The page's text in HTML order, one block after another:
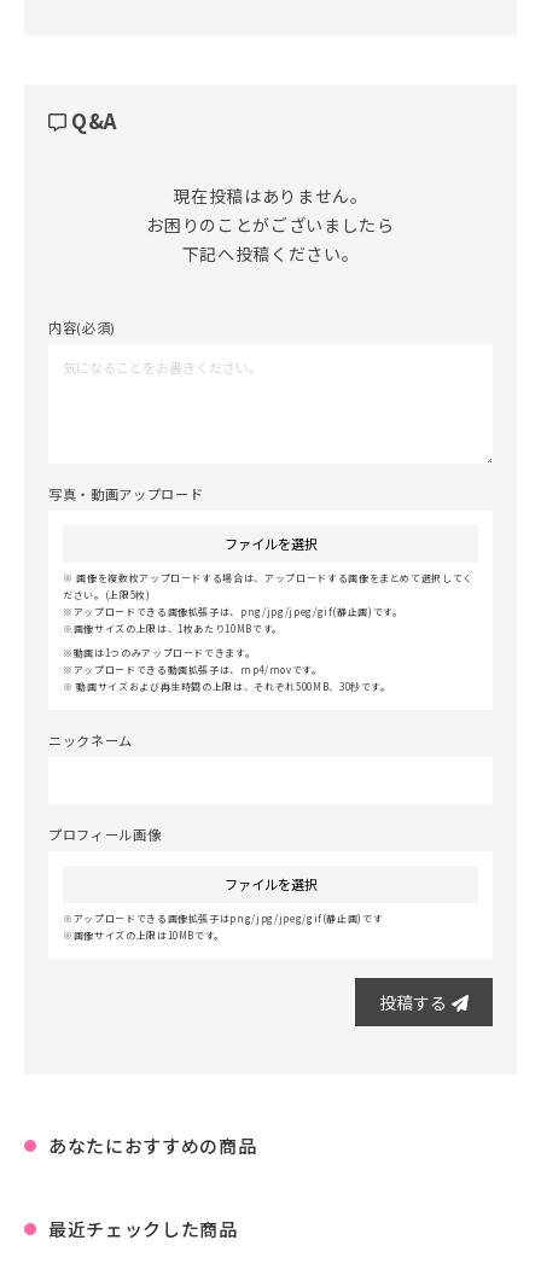
Q&A
現在投稿はありません。
お困りのことがございましたら
下記へ投稿ください。
内容(必須)
写真・動画アップロード
ファイルを選択
画像を複数枚アップロードする場合は、アップロードする画像をまとめて選択してく
ださい。(上限5枚)
アップロードできる画像拡張子は、png/jpg/jpeg/gif(静止画)です。
画像サイズの上限は、1枚あたり10MBです。
動画は1つのみアップロードできます。
アップロードできる動画拡張子は、mp4/movです。
動画サイズおよび再生時間の上限は、それぞれ500MB、30秒です。
ニックネーム
プロフィール画像
ファイルを選択
アップロードできる画像拡張子はpng/jpg/jpeg/gif(静止画)です
画像サイズの上限は10MBです。
投稿する
あなたにおすすめの商品
最近チェックした商品